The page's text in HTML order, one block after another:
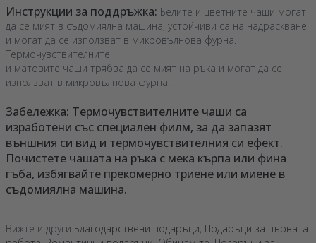
Инструкции за поддръжка: Белите и цветните чаши могат
да се мият в съдомиялна машина, устойчиви са на надраскване
и могат да се използват в микровълнова фурна.
Термочувствителните
и матовите чаши трябва да се мият на ръка и могат да се
използват в микровълнова фурна.
Забележка: Термочувствителните чаши са
изработени със специален филм, за да запазят
външния си вид и термочувствителния си ефект.
Почистете чашата на ръка с мека кърпа или фина
гъба, избягвайте прекомерно триене или миене в
съдомиялна машина.
Вижте и други Благодарствени подаръци, Подаръци за първата